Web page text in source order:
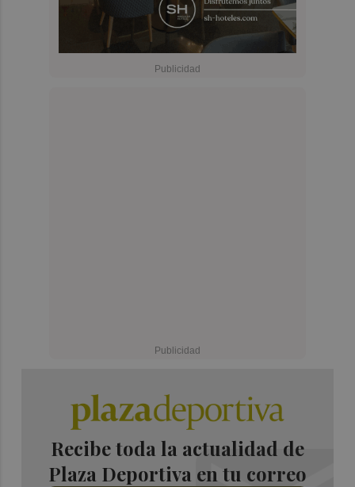
Recibe toda la actualidad de
Plaza Deportiva en tu correo